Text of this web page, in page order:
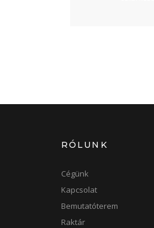
RÓLUNK
Cégünk
Kapcsolat
Bemutatóterem
Raktár